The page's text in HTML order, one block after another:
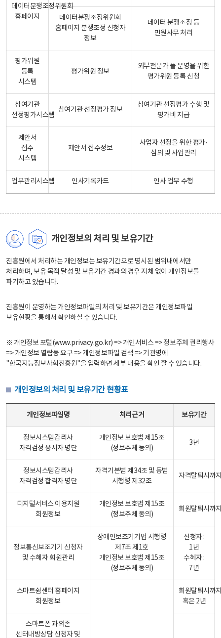
데이터분쟁조정위원회
홈페이지
데이터분쟁조정위원회
홈페이지 분쟁조정 신청자
정보
데이터 분쟁조정 등
민원사무 처리
평가위원
등록
시스템
평가위원 정보
외부전문가 풀 운영을 위한
평가위원 등록 신청
참여기관
선정평가시스템
참여기관 선정평가 정보
참여기관 선정평가 수행 및
평가비 지급
제안서
접수
시스템
제안서 접수정보
사업자 선정을 위한 평가·
심의 및 사업관리
업무관리시스템 인사기록카드 인사 업무 수행
개인정보의 처리 및 보유기간
진흥원에서 처리하는 개인정보는 보유기간으로 명시된 범위내에서만
처리하며, 보유 목적 달성 및 보유기간 경과의 경우 지체 없이 개인정보를
파기하고 있습니다.
진흥원이 운영하는 개인정보파일의 처리 및 보유기간은 개인정보파일
보유현황을 통해서 확인하실 수 있습니다.
※ 개인정보 포털(www.privacy.go.kr) => 개인서비스 => 정보주체 권리행사
=> 개인정보 열람등 요구 => 개인정보파일 검색 => 기관명에
"한국지능정보사회진흥원"을 입력하면 세부 내용을 확인 할 수 있습니다.
개인정보의 처리 및 보유기간 현황표
개인정보파일명 처리근거 보유기간
정보시스템감리사
자격검정 응시자 명단
개인정보 보호법 제15조
(정보주체 등의)
3년
정보시스템감리사
자격검정 합격자 명단
자격기본법 제34조 및 동법
시행령 제32조
자격탈퇴시까
디지털서비스 이용지원
회원정보
개인정보 보호법 제15조
(정보주체 동의)
회원탈퇴시까
정보통신보조기기 신청자
및 수혜자 회원관리
장애인보조기기법 시행령
제7조 제1호
개인정보 보호법 제15조
(정보주체 동의)
신청자 :
1년
수혜자 :
7년
스마트쉼센터 홈페이지
회원정보
회원탈퇴시까
혹은 2년
스마트폰 과의존
센터내방상담 신청자 및